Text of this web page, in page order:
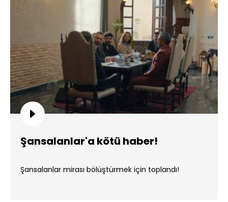
Şansalanlar'a kötü haber!
Şansalanlar mirası bölüştürmek için toplandı!